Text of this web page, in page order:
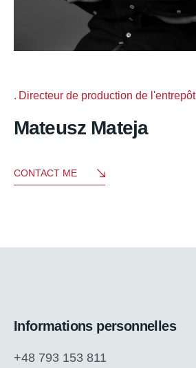
Directeur de production de l'entrepôt
Mateusz Mateja
CONTACT ME
Informations personnelles
+48 793 153 811